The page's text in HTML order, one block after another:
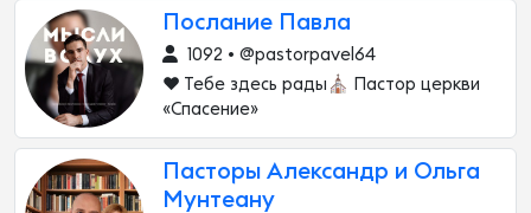
Послание Павла
1092 • @pastorpavel64
❤️ Тебе здесь рады⛪️ Пастор церкви
«Спасение»
Пасторы Александр и Ольга
Мунтеану